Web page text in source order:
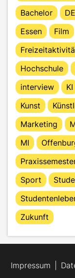
Bachelor
Essen
Film
Hochschule
interview
KI
Kunst
Marketing
MI
Sport
Zukunft
Impressum